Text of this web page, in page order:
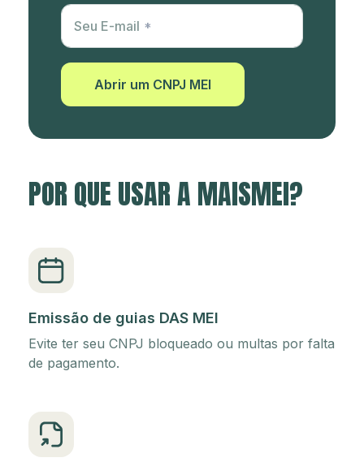
Utm Content
Seu E-mail
Abrir um CNPJ MEI
POR QUE USAR A MAISMEI?
Emissão de guias DAS MEI
Evite ter seu CNPJ bloqueado ou multas por falta
de pagamento.